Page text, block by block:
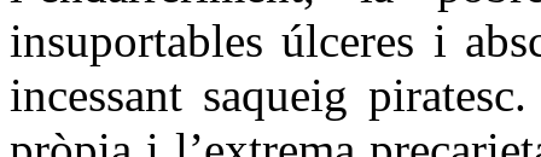
insuportables úlceres i
incessant saqueig